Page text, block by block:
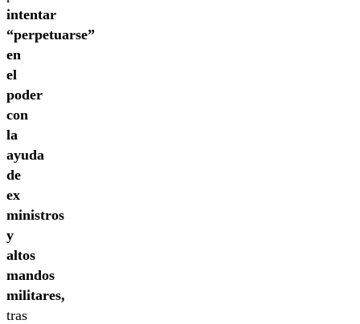
intentar
“perpetuarse”
en
el
poder
con
la
ayuda
de
ex
ministros
y
altos
mandos
militares,
tras